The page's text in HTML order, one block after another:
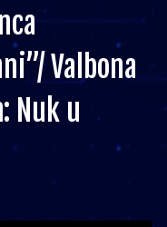
Valbona
Nuk u